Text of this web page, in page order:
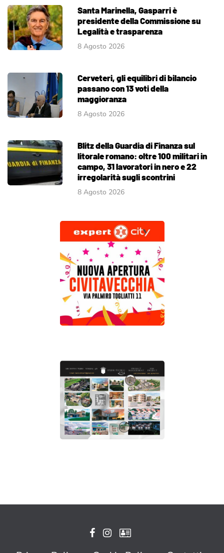
Santa Marinella, Gasparri è
presidente della Commissione su
Legalità e trasparenza
8 Agosto 2026
Cerveteri, gli equilibri di bilancio
passano con 13 voti della
maggioranza
8 Agosto 2026
Blitz della Guardia di Finanza sul
litorale romano: oltre 100 militari in
campo, 31 lavoratori in nero e 22
irregolarità sugli scontrini
8 Agosto 2026